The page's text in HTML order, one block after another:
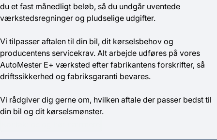
du et fast månedligt beløb, så du undgår uventede
værkstedsregninger og pludselige udgifter.
Vi tilpasser aftalen til din bil, dit kørselsbehov og
producentens servicekrav. Alt arbejde udføres på vores
AutoMester E+ værksted efter fabrikantens forskrifter, så
driftssikkerhed og fabriksgaranti bevares.
Vi rådgiver dig gerne om, hvilken aftale der passer bedst til
din bil og dit kørselsmønster.